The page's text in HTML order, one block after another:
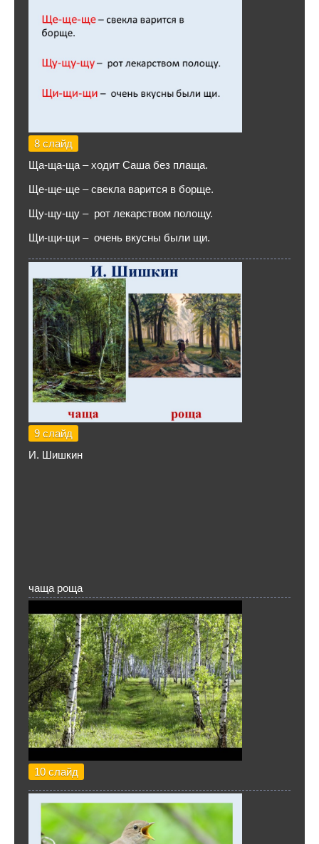
8 слайд
Ща-ща-ща – ходит Саша без плаща.
Ще-ще-ще – свекла варится в борще.
Щу-щу-щу – рот лекарством полощу.
Щи-щи-щи – очень вкусны были щи.
9 слайд
И. Шишкин
чаща роща
10 слайд